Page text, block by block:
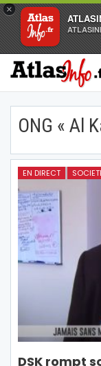
×
ONG « Al
EN DIRECT
DSK rompt